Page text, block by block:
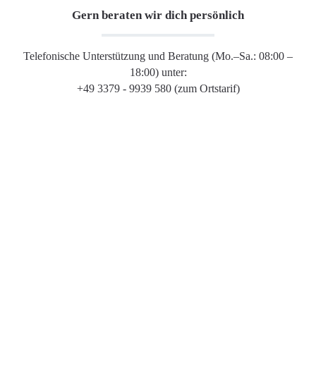
Gern beraten wir dich persönlich
Telefonische Unterstützung und Beratung (Mo.–Sa.: 08:00 –
18:00) unter:
+49 3379 - 9939 580 (zum Ortstarif)